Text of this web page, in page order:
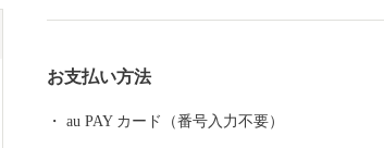
がノーベル賞授賞式の晩餐会で使用されています
の他、APECでの各国首脳へのお土産として燕市
お支払い方法
au PAY カード（番号入力不要）